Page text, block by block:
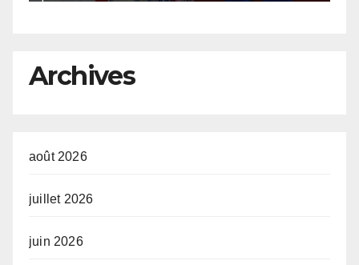
Archives
août 2026
juillet 2026
juin 2026